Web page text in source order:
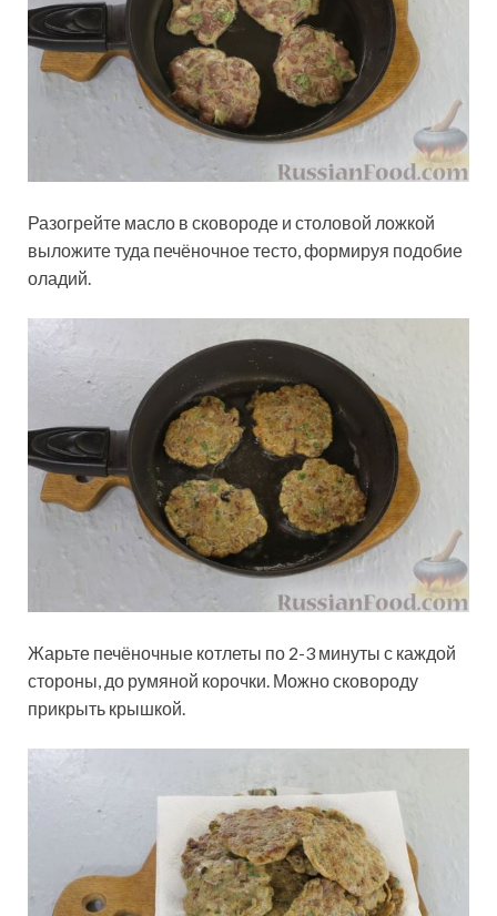
Разогрейте масло в сковороде и столовой ложкой
выложите туда печёночное тесто, формируя подобие
оладий.
Жарьте печёночные котлеты по 2-3 минуты с каждой
стороны, до румяной корочки. Можно сковороду
прикрыть крышкой.